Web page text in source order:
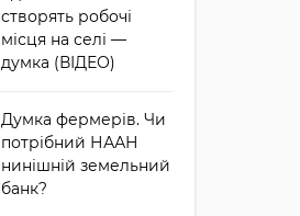
створять робочі
місця на селі —
думка (ВІДЕО)
Думка фермерів. Чи
потрібний НААН
нинішній земельний
банк?